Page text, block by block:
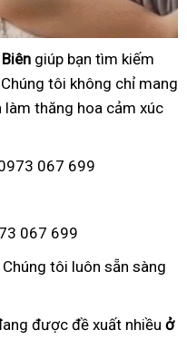
giúp bạn tìm kiếm
tôi không chỉ mang
thăng hoa cảm xúc
067 699
067 699
tôi luôn sẵn sàng
được đề xuất nhiều ở